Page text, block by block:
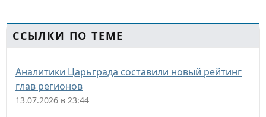
ССЫЛКИ ПО ТЕМЕ
Аналитики Царьграда составили новый рейтинг
глав регионов
13.07.2026 в 23:44